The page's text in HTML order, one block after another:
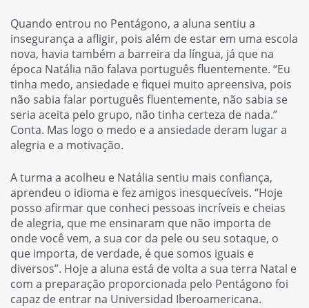
Quando entrou no Pentágono, a aluna sentiu a
insegurança a afligir, pois além de estar em uma escola
nova, havia também a barreira da língua, já que na
época Natália não falava português fluentemente. “Eu
tinha medo, ansiedade e fiquei muito apreensiva, pois
não sabia falar português fluentemente, não sabia se
seria aceita pelo grupo, não tinha certeza de nada.”
Conta. Mas logo o medo e a ansiedade deram lugar a
alegria e a motivação.
A turma a acolheu e Natália sentiu mais confiança,
aprendeu o idioma e fez amigos inesquecíveis. “Hoje
posso afirmar que conheci pessoas incríveis e cheias
de alegria, que me ensinaram que não importa de
onde você vem, a sua cor da pele ou seu sotaque, o
que importa, de verdade, é que somos iguais e
diversos”. Hoje a aluna está de volta a sua terra Natal e
com a preparação proporcionada pelo Pentágono foi
capaz de entrar na Universidad Iberoamericana.